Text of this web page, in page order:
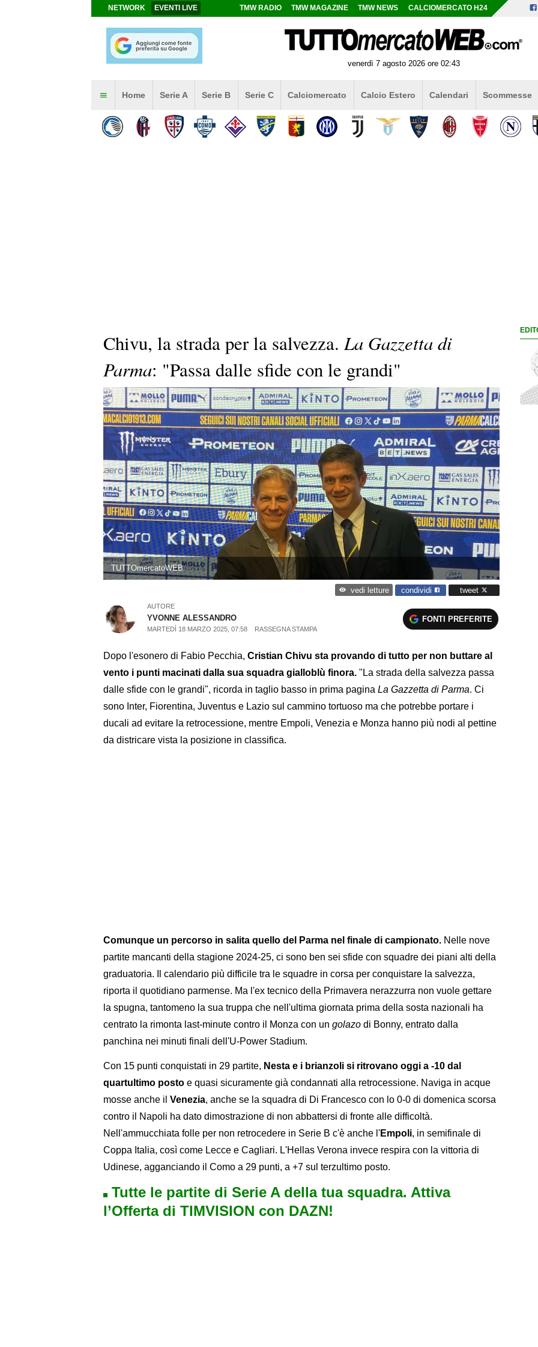
NETWORK EVENTI LIVE TMW RADIO TMW MAGAZINE TMW NEWS CALCIOMERCATO H24
venerdì 7 agosto 2026 ore 02:43
Home Serie A Serie B Serie C Calciomercato Calcio Estero Calendari Scommesse
Chivu, la strada per la salvezza.La Gazzetta di
Parma: "Passa dalle sfide con le grandi"
TUTTOmercatoWEB
vedi letture condividi tweet
AUTORE
YVONNE ALESSANDRO
MARTEDÌ 18 MARZO 2025, 07:58 RASSEGNA STAMPA
FONTI PREFERITE
Dopo l'esonero di Fabio Pecchia, Cristian Chivu sta provando di tutto per non buttare al
vento i punti macinati dalla sua squadra gialloblù finora. "La strada della salvezza passa
dalle sfide con le grandi", ricorda in taglio basso in prima pagina La Gazzetta di Parma. Ci
sono Inter, Fiorentina, Juventus e Lazio sul cammino tortuoso ma che potrebbe portare i
ducali ad evitare la retrocessione, mentre Empoli, Venezia e Monza hanno più nodi al pettine
da districare vista la posizione in classifica.
Comunque un percorso in salita quello del Parma nel finale di campionato. Nelle nove
partite mancanti della stagione 2024-25, ci sono ben sei sfide con squadre dei piani alti della
graduatoria. Il calendario più difficile tra le squadre in corsa per conquistare la salvezza,
riporta il quotidiano parmense. Ma l'ex tecnico della Primavera nerazzurra non vuole gettare
la spugna, tantomeno la sua truppa che nell'ultima giornata prima della sosta nazionali ha
centrato la rimonta last-minute contro il Monza con un golazo di Bonny, entrato dalla
panchina nei minuti finali dell'U-Power Stadium.
Con 15 punti conquistati in 29 partite, Nesta e i brianzoli si ritrovano oggi a -10 dal
quartultimo posto e quasi sicuramente già condannati alla retrocessione. Naviga in acque
mosse anche il Venezia, anche se la squadra di Di Francesco con lo 0-0 di domenica scorsa
contro il Napoli ha dato dimostrazione di non abbattersi di fronte alle difficoltà.
Nell'ammucchiata folle per non retrocedere in Serie B c'è anche l'Empoli, in semifinale di
Coppa Italia, così come Lecce e Cagliari. L'Hellas Verona invece respira con la vittoria di
Udinese, agganciando il Como a 29 punti, a +7 sul terzultimo posto.
Tutte le partite di Serie A della tua squadra. Attiva
l’Offerta di TIMVISION con DAZN!